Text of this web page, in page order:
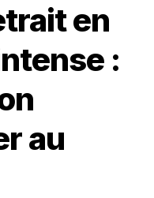
en
:
au